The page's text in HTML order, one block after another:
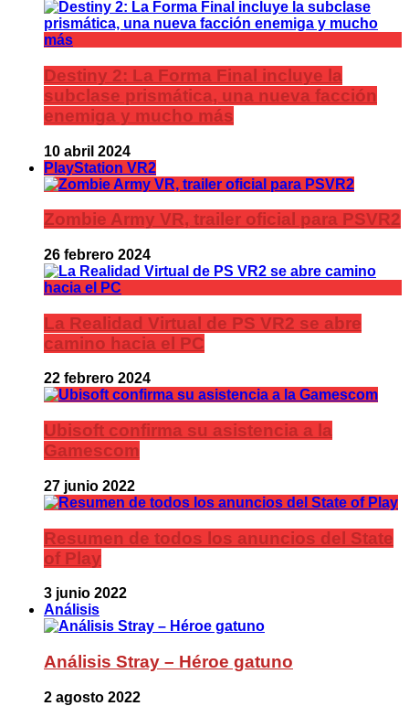
Destiny 2: La Forma Final incluye la
subclase prismática, una nueva facción
enemiga y mucho más
10 abril 2024
PlayStation VR2
Zombie Army VR, trailer oficial para PSVR2
26 febrero 2024
La Realidad Virtual de PS VR2 se abre
camino hacia el PC
22 febrero 2024
Ubisoft confirma su asistencia a la
Gamescom
27 junio 2022
Resumen de todos los anuncios del State
of Play
3 junio 2022
Análisis
Análisis Stray – Héroe gatuno
2 agosto 2022